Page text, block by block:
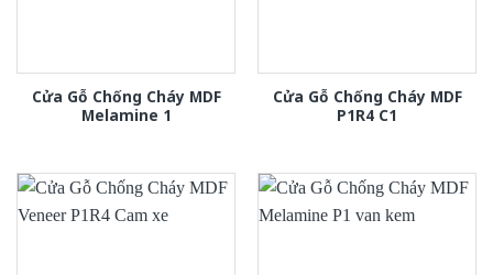
Cửa Gỗ Chống Cháy MDF
Melamine 1
Cửa Gỗ Chống Cháy MDF
P1R4 C1